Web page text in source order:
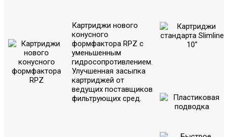
Картриджи нового
конусного
формфактора RPZ с
уменьшенным
гидросопротивлением.
Улучшенная засыпка
картриджей от
ведущих поставщиков
фильтрующих сред.